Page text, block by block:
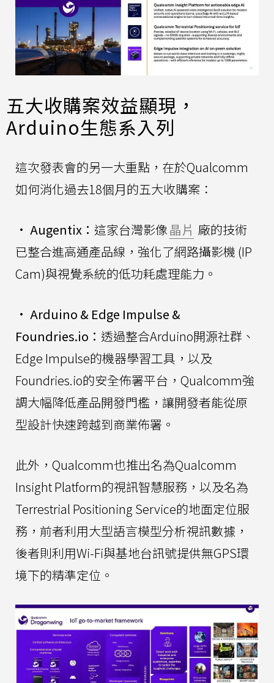
五大收購案效益顯現，
Arduino生態系入列
這次發表會的另一大重點，在於Qualcomm
如何消化過去18個月的五大收購案：
• Augentix： 這家台灣影像晶片 廠的技術
已整合進高通產品線，強化了網路攝影機 (IP
Cam)與視覺系統的低功耗處理能力。
• Arduino & Edge Impulse &
Foundries.io： 透過整合Arduino開源社群、
Edge Impulse的機器學習工具，以及
Foundries.io的安全佈署平台，Qualcomm強
調大幅降低產品開發門檻，讓開發者能從原
型設計快速跨越到商業佈署。
此外，Qualcomm也推出名為Qualcomm
Insight Platform的視訊智慧服務，以及名為
Terrestrial Positioning Service的地面定位服
務，前者利用大型語言模型分析視訊數據，
後者則利用Wi-Fi與基地台訊號提供無GPS環
境下的精準定位。